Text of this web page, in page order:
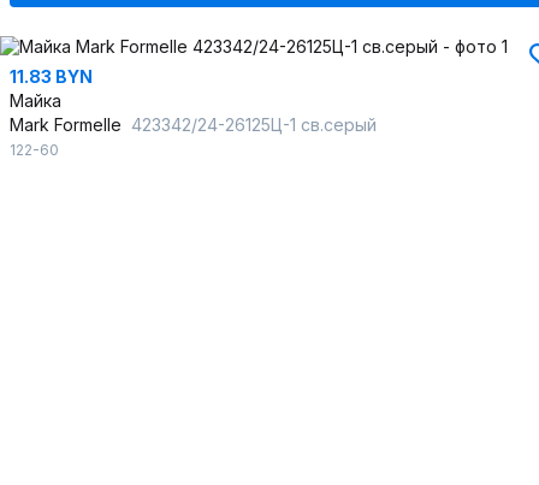
11.83 BYN
Майка
Mark Formelle 423342/24-26125Ц-1 св.серый
122-60